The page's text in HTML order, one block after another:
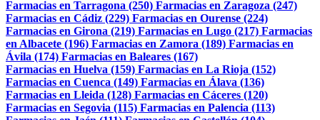
Farmacias en Tarragona (250) Farmacias en Zaragoza (247)
Farmacias en Cádiz (229) Farmacias en Ourense (224)
Farmacias en Girona (219) Farmacias en Lugo (217) Farmacias
en Albacete (196) Farmacias en Zamora (189) Farmacias en
Ávila (174) Farmacias en Baleares (167)
Farmacias en Huelva (159) Farmacias en La Rioja (152)
Farmacias en Cuenca (149) Farmacias en Álava (136)
Farmacias en Lleida (128) Farmacias en Cáceres (120)
Farmacias en Segovia (115) Farmacias en Palencia (113)